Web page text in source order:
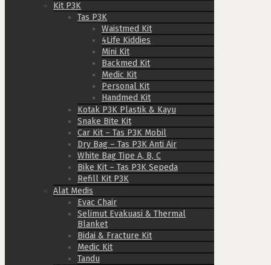
Kit P3K
Tas P3K
Waistmed Kit
4Life Kiddies
Mini Kit
Backmed Kit
Medic Kit
Personal Kit
Handmed Kit
Kotak P3K Plastik & Kayu
Snake Bite Kit
Car Kit – Tas P3K Mobil
Dry Bag – Tas P3K Anti Air
White Bag Tipe A, B, C
Bike Kit – Tas P3K Sepeda
Refill Kit P3K
Alat Medis
Evac Chair
Selimut Evakuasi & Thermal
Blanket
Bidai & Fracture Kit
Medic Kit
Tandu